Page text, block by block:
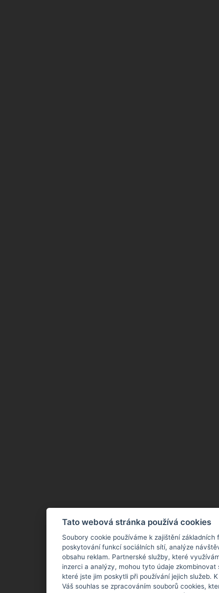
Tato webová stránka používá cookies
Soubory cookie používáme k zajištění základních
poskytování funkcí sociálních sítí, analýze
obsahu reklam. Partnerské služby, které
inzerci a analýzy, mohou tyto údaje zkombinovat
které jste jim poskytli při používání jejich služeb.
Váš souhlas se zpracováním souborů cookies,